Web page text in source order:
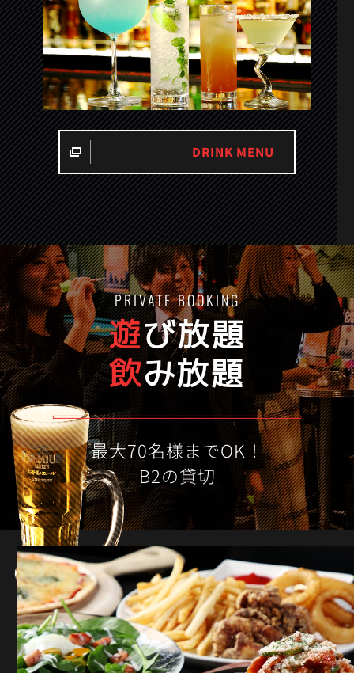
DRINK MENU
PRIVATE BOOKING
遊び放題
飲み放題
最大70名様までOK！
B2の貸切